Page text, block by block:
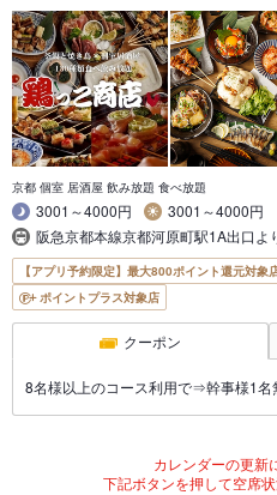
京都 個室 居酒屋 飲み放題 食べ放題
3001～4000円
3001～4000円
阪急京都本線京都河原町駅1A出口よ
【アプリ予約限定】最大800ポイント還元対象
ポイントプラス対象店
クーポン
8名様以上のコース利用で⇒幹事様1名
カレンダーの更新
下記ボタンを押して空席